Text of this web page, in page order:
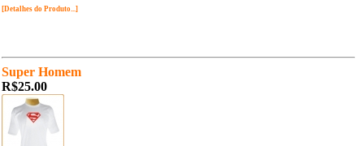
[Detalhes do Produto...]
Super Homem
R$25.00